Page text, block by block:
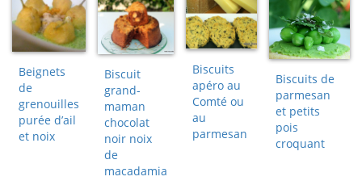
Beignets
de
grenouilles
purée d’ail
et noix
Biscuit
grand-
maman
chocolat
noir noix
de
macadamia
Biscuits
apéro au
Comté ou
au
parmesan
Biscuits de
parmesan
et petits
pois
croquant